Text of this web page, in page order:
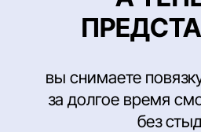
вы снимаете
за долгое время
без